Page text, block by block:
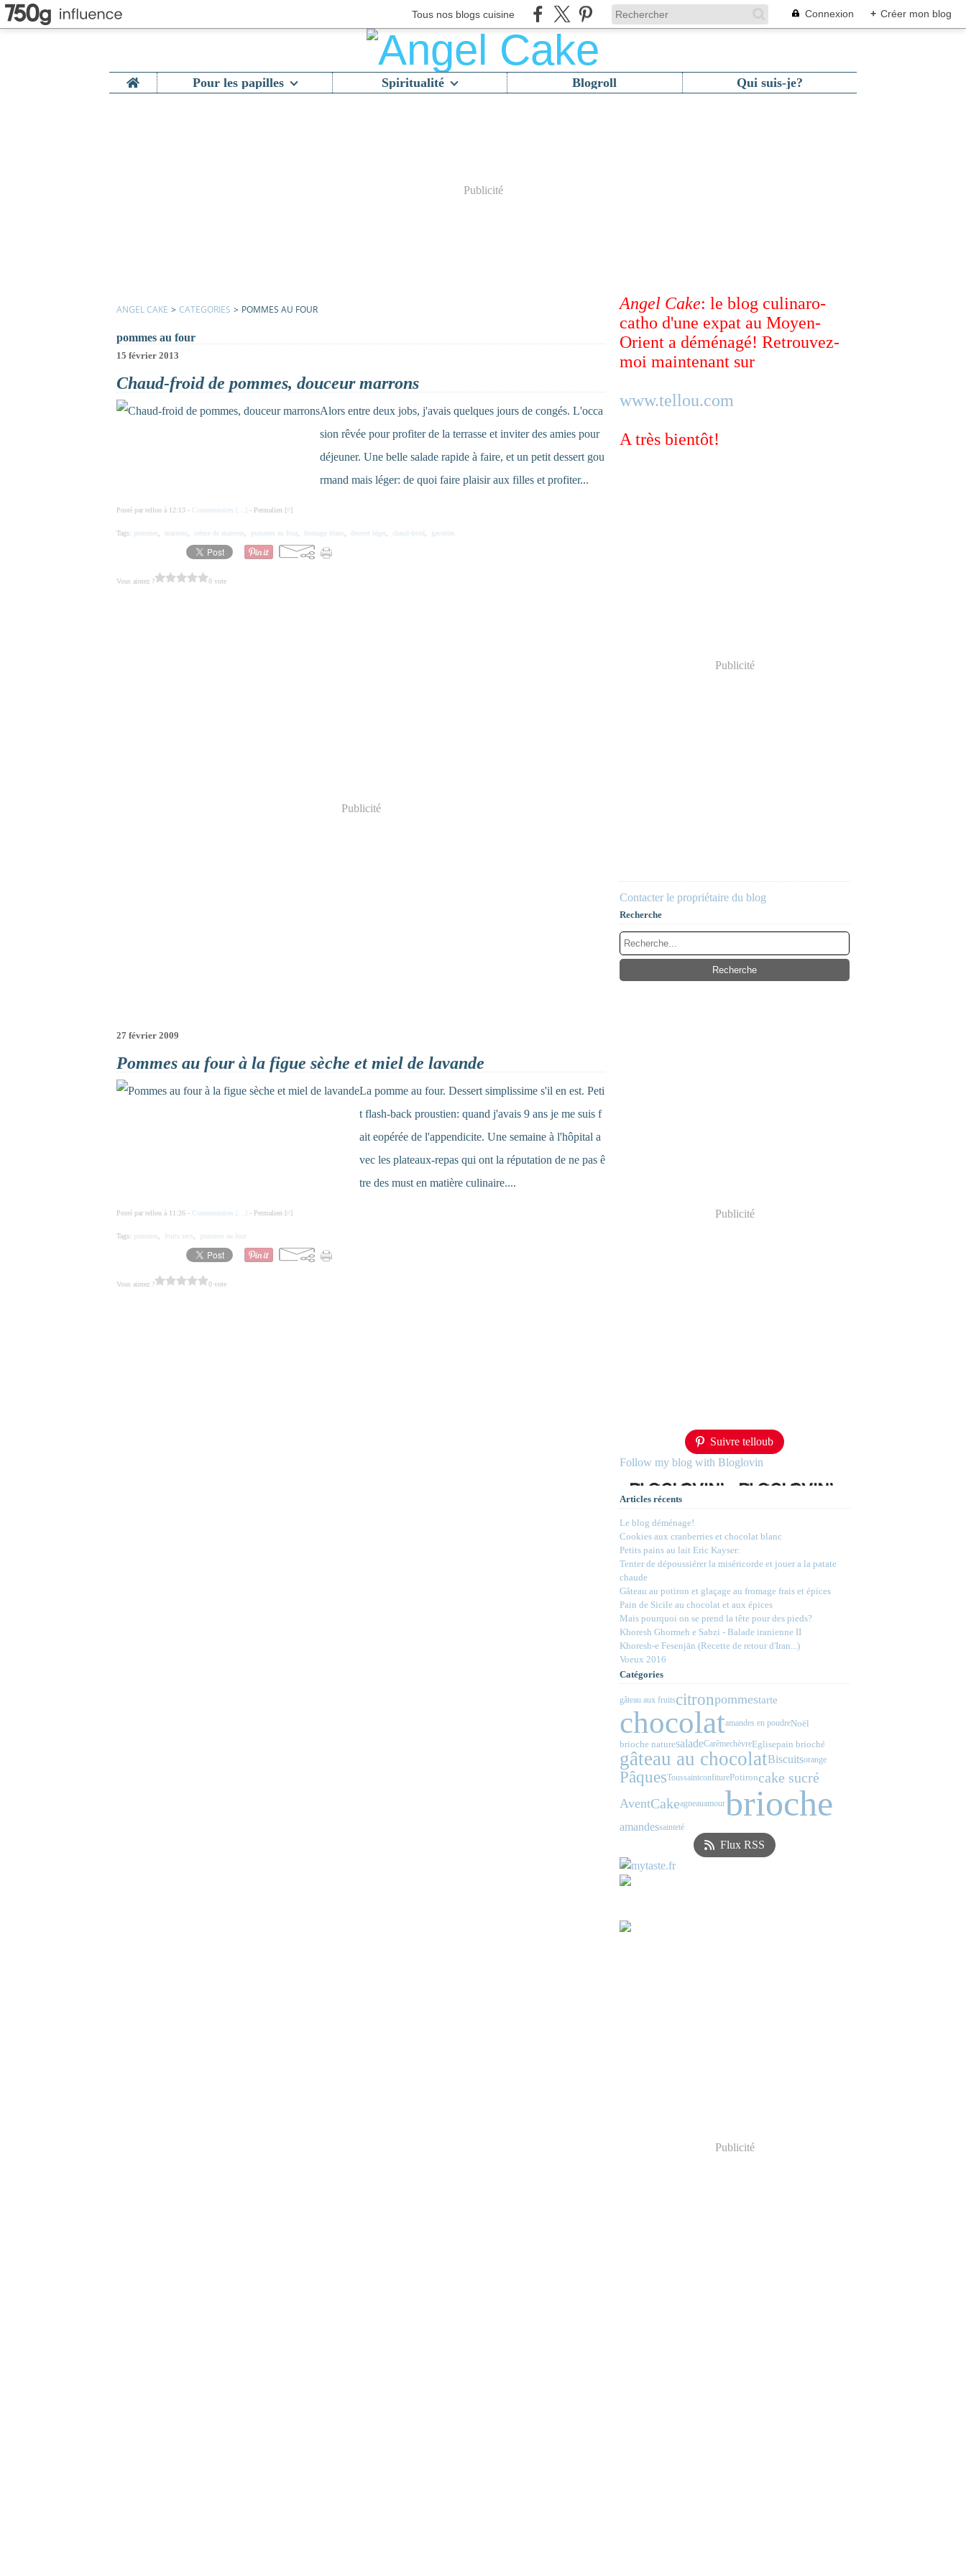
Tous nos blogs cuisine Connexion + Créer mon blog
Home Pour les papilles Spiritualité Blogroll Qui suis-je?
Publicité
ANGEL CAKE > CATEGORIES > POMMES AU FOUR
pommes au four
15 février 2013
Chaud-froid de pommes, douceur marrons
Alors entre deux jobs, j'avais quelques jours de congés. L'occa
sion rêvée pour profiter de la terrasse et inviter des amies pour
déjeuner. Une belle salade rapide à faire, et un petit dessert gou
rmand mais léger: de quoi faire plaisir aux filles et profiter...
Posté par tellou à 12:13 - Commentaires [ ] - Permalien [#]
Tags: pommes marrons crème de marrons pommes au four fromage blanc dessert léger chaud-froid gavottes
Vous aimez ? 0 vote
Publicité
27 février 2009
Pommes au four à la figue sèche et miel de lavande
La pomme au four. Dessert simplissime s'il en est. Peti
t flash-back proustien: quand j'avais 9 ans je me suis f
ait eopérée de l'appendicite. Une semaine à l'hôpital a
vec les plateaux-repas qui ont la réputation de ne pas ê
tre des must en matière culinaire....
Posté par tellou à 11:26 - Commentaires [ ] - Permalien [#]
Tags: pommes fruits secs pommes au four
Vous aimez ? 0 vote
Angel Cake: le blog culinaro-
catho d'une expat au Moyen-
Orient a déménagé! Retrouvez-
moi maintenant sur
www.tellou.com
A très bientôt!
Publicité
Contacter le propriétaire du blog
Recherche
Publicité
Suivre telloub
Follow my blog with Bloglovin
Articles récents
Le blog déménage!
Cookies aux cranberries et chocolat blanc
Petits pains au lait Eric Kayser:
Tenter de dépoussiérer la miséricorde et jouer a la patate
chaude
Gâteau au potiron et glaçage au fromage frais et épices
Pain de Sicile au chocolat et aux épices
Mais pourquoi on se prend la tête pour des pieds?
Khoresh Ghormeh e Sabzi - Balade iranienne II
Khoresh-e Fesenjān (Recette de retour d'Iran...)
Voeux 2016
Catégories
gâteau aux fruitscitronpommestarte
chocolatamandes en poudreNoël
brioche naturesaladeCarêmechèvreEglisepain brioché
gâteau au chocolatBiscuitsorange
PâquesToussaintconfiturePotironcake sucré
AventCakeagneauamourbrioche
amandessainteté
Flux RSS
Publicité